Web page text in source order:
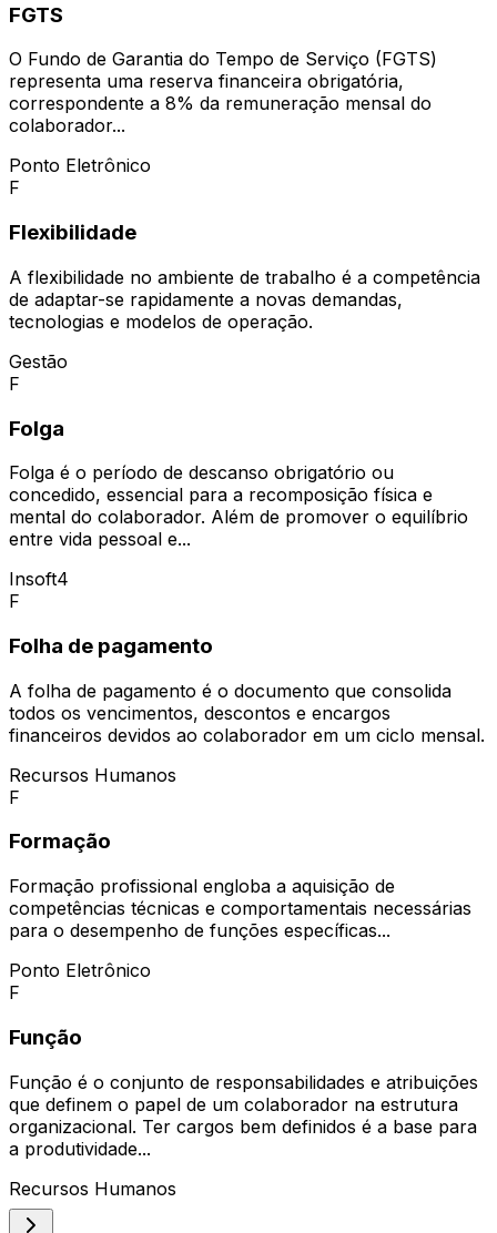
FGTS
O Fundo de Garantia do Tempo de Serviço (FGTS)
representa uma reserva financeira obrigatória,
correspondente a 8% da remuneração mensal do
colaborador...
Ponto Eletrônico
F
Flexibilidade
A flexibilidade no ambiente de trabalho é a competência
de adaptar-se rapidamente a novas demandas,
tecnologias e modelos de operação.
Gestão
F
Folga
Folga é o período de descanso obrigatório ou
concedido, essencial para a recomposição física e
mental do colaborador. Além de promover o equilíbrio
entre vida pessoal e...
Insoft4
F
Folha de pagamento
A folha de pagamento é o documento que consolida
todos os vencimentos, descontos e encargos
financeiros devidos ao colaborador em um ciclo mensal.
Recursos Humanos
F
Formação
Formação profissional engloba a aquisição de
competências técnicas e comportamentais necessárias
para o desempenho de funções específicas...
Ponto Eletrônico
F
Função
Função é o conjunto de responsabilidades e atribuições
que definem o papel de um colaborador na estrutura
organizacional. Ter cargos bem definidos é a base para
a produtividade...
Recursos Humanos